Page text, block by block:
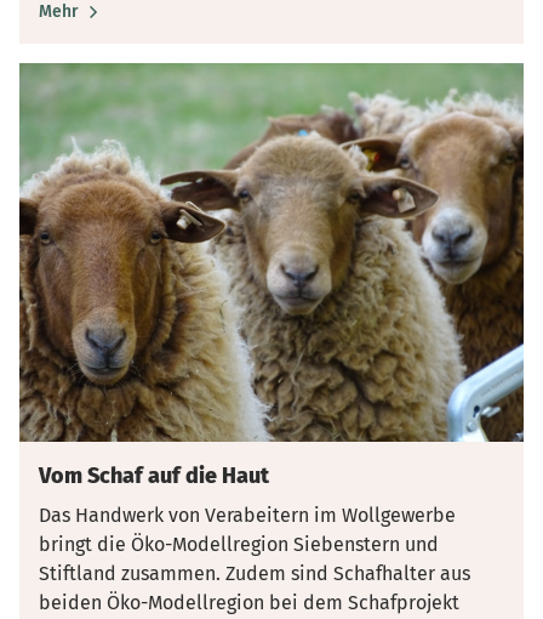
Mehr
Vom Schaf auf die Haut
Das Handwerk von Verabeitern im Wollgewerbe
bringt die Öko-Modellregion Siebenstern und
Stiftland zusammen. Zudem sind Schafhalter aus
beiden Öko-Modellregion bei dem Schafprojekt